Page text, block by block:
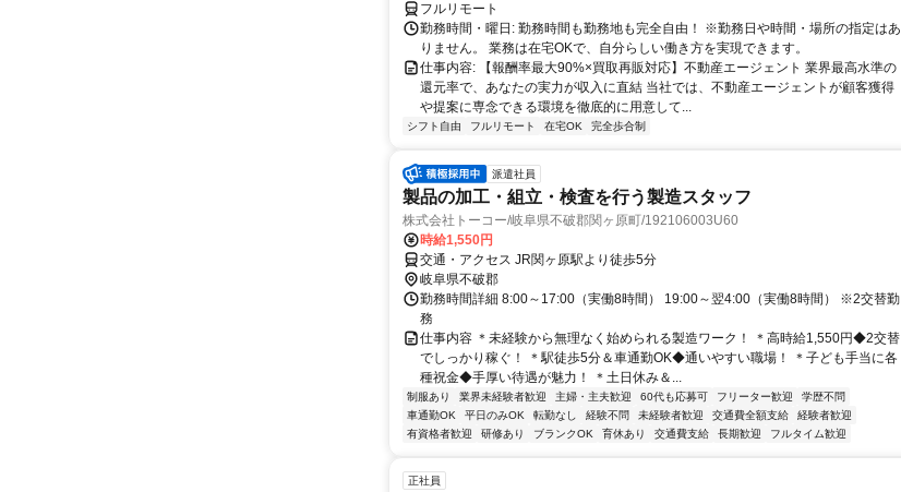
フルリモート
勤務時間・曜日: 勤務時間も勤務地も完全自由！ ※勤務日や時間・場所の指定はあ
りません。 業務は在宅OKで、自分らしい働き方を実現できます。
仕事内容: 【報酬率最大90%×買取再販対応】不動産エージェント 業界最高水準の
還元率で、あなたの実力が収入に直結 当社では、不動産エージェントが顧客獲得
や提案に専念できる環境を徹底的に用意して...
シフト自由 フルリモート 在宅OK 完全歩合制
派遣社員
製品の加工・組立・検査を行う製造スタッフ
株式会社トーコー/岐阜県不破郡関ヶ原町/192106003U60
時給1,550円
交通・アクセス JR関ヶ原駅より徒歩5分
岐阜県不破郡
勤務時間詳細 8:00～17:00（実働8時間） 19:00～翌4:00（実働8時間） ※2交替勤
務
仕事内容 ＊未経験から無理なく始められる製造ワーク！ ＊高時給1,550円◆2交替
でしっかり稼ぐ！ ＊駅徒歩5分＆車通勤OK◆通いやすい職場！ ＊子ども手当に各
種祝金◆手厚い待遇が魅力！ ＊土日休み＆...
制服あり 業界未経験者歓迎 主婦・主夫歓迎 60代も応募可 フリーター歓迎
学歴不問
車通勤OK
平日のみOK 転勤なし 経験不問 未経験者歓迎 交通費全額支給
経験者歓迎
有資格者歓迎
研修あり ブランクOK 育休あり 交通費支給 長期歓迎 フルタイム歓迎
正社員